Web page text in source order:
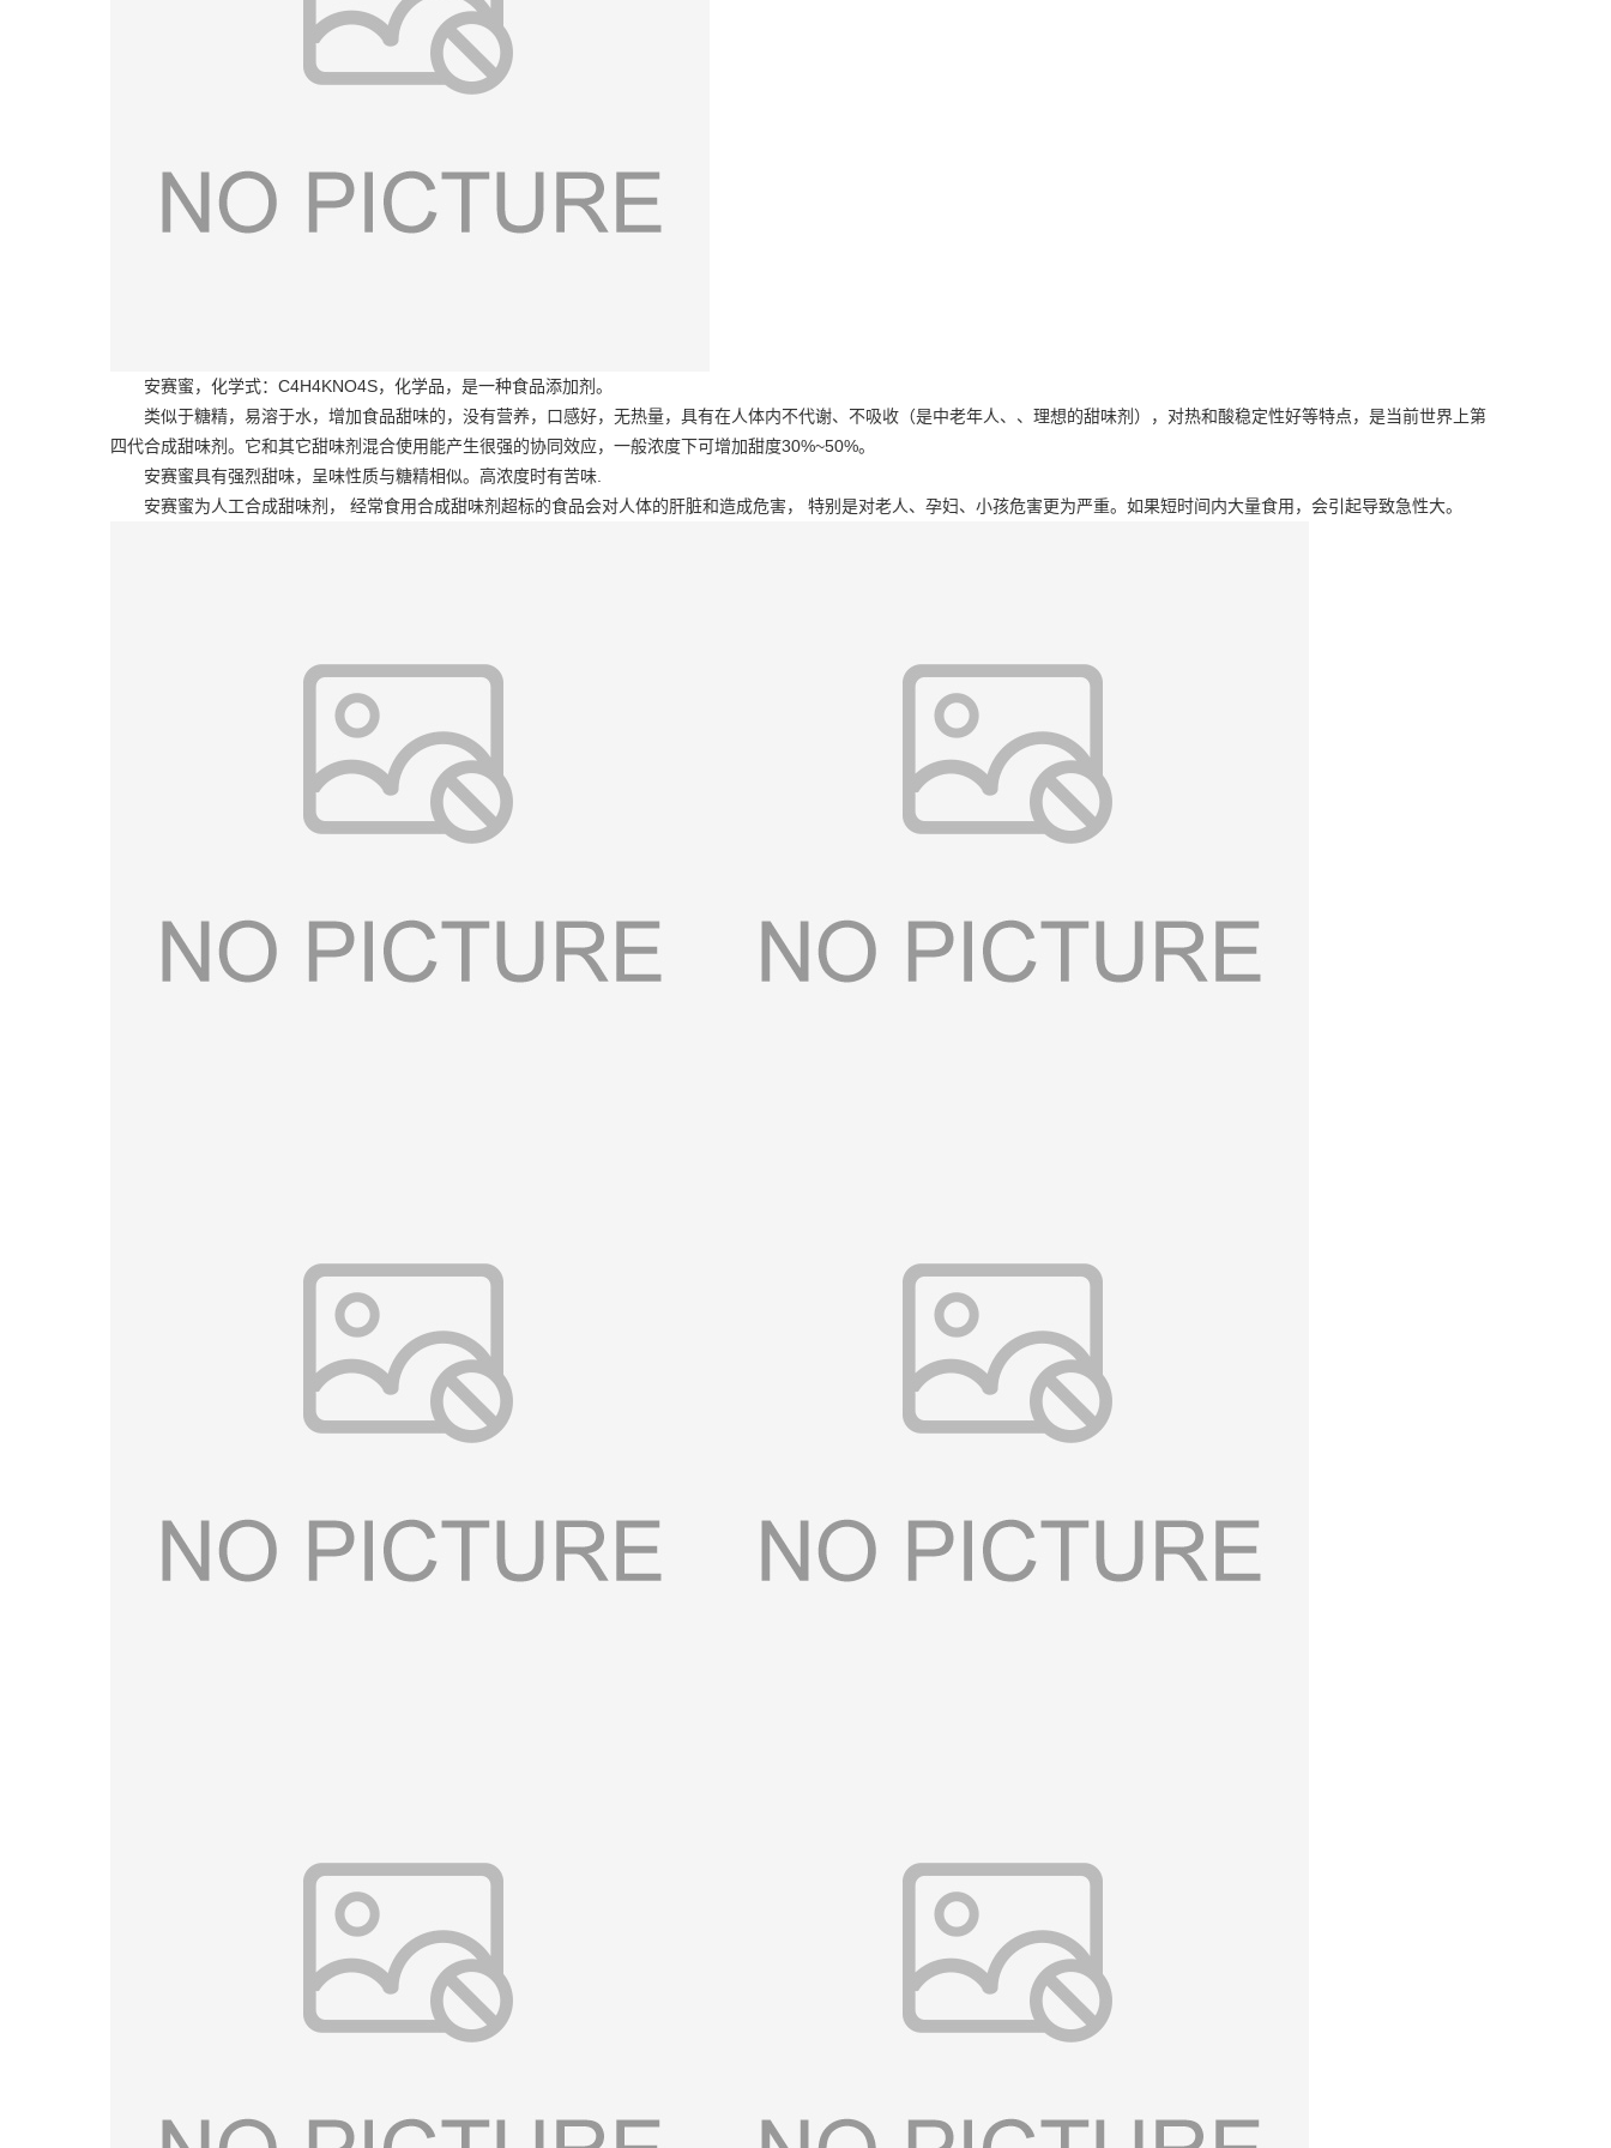
安赛蜜，化学式：C4H4KNO4S，化学品，是一种食品添加剂。
类似于糖精，易溶于水，增加食品甜味的，没有营养，口感好，无热量，具有在人体内不代谢、不吸收（是中老年人、、理想的甜味剂），对热和酸稳定性好等特点，是当前世界上第
四代合成甜味剂。它和其它甜味剂混合使用能产生很强的协同效应，一般浓度下可增加甜度30%~50%。
安赛蜜具有强烈甜味，呈味性质与糖精相似。高浓度时有苦味.
安赛蜜为人工合成甜味剂， 经常食用合成甜味剂超标的食品会对人体的肝脏和造成危害， 特别是对老人、孕妇、小孩危害更为严重。如果短时间内大量食用，会引起导致急性大。